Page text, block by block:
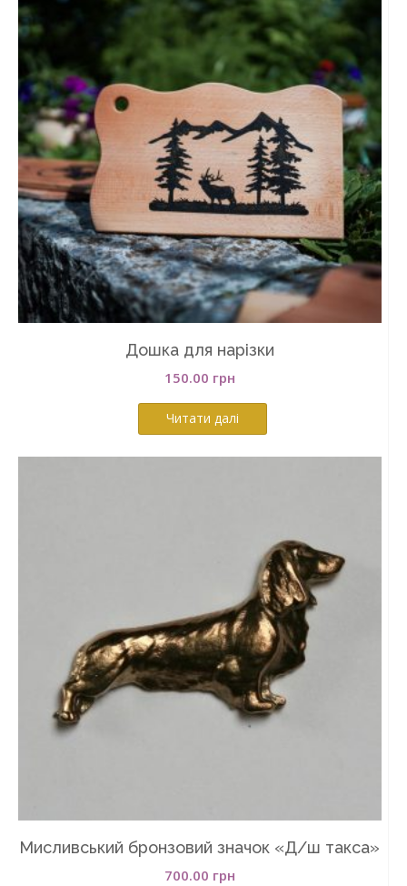
Дошка для нарізки
150.00 грн
Читати далі
Мисливський бронзовий значок «Д/ш такса»
700.00 грн